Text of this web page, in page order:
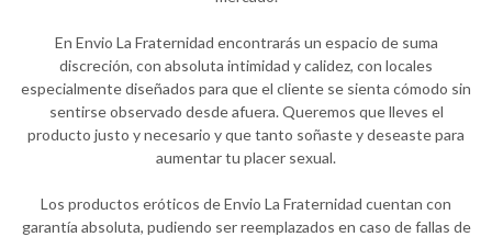
En Envio La Fraternidad encontrarás un espacio de suma
discreción, con absoluta intimidad y calidez, con locales
especialmente diseñados para que el cliente se sienta cómodo sin
sentirse observado desde afuera. Queremos que lleves el
producto justo y necesario y que tanto soñaste y deseaste para
aumentar tu placer sexual.
Los productos eróticos de Envio La Fraternidad cuentan con
garantía absoluta, pudiendo ser reemplazados en caso de fallas de